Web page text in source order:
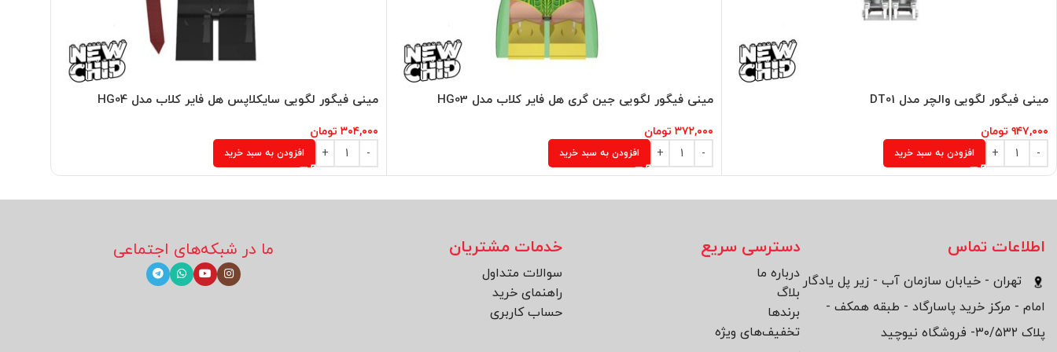
مینی فیگور لگویی والچر مدل DT01
۹۴۷,۰۰۰ تومان
افزودن به سبد خرید
مینی فیگور لگویی جین گری هل فایر کلاب مدل HG03
۳۷۲,۰۰۰ تومان
افزودن به سبد خرید
مینی فیگور لگویی سایکلاپس هل فایر کلاب مدل HG04
۳۰۴,۰۰۰ تومان
افزودن به سبد خرید
اطلاعات تماس
تهران - خیابان سازمان آب - زیر پل یادگار
امام - مرکز خرید پاسارگاد - طبقه همکف -
پلاک ۳۰/۵۳۲- فروشگاه نیوچید
دسترسی سریع
درباره ما
بلاگ
برند‌ها
تخفیف‌های ویژه
خدمات مشتریان
سوالات متداول
راهنمای خرید
حساب کاربری
ما در شبکه‌های اجتماعی